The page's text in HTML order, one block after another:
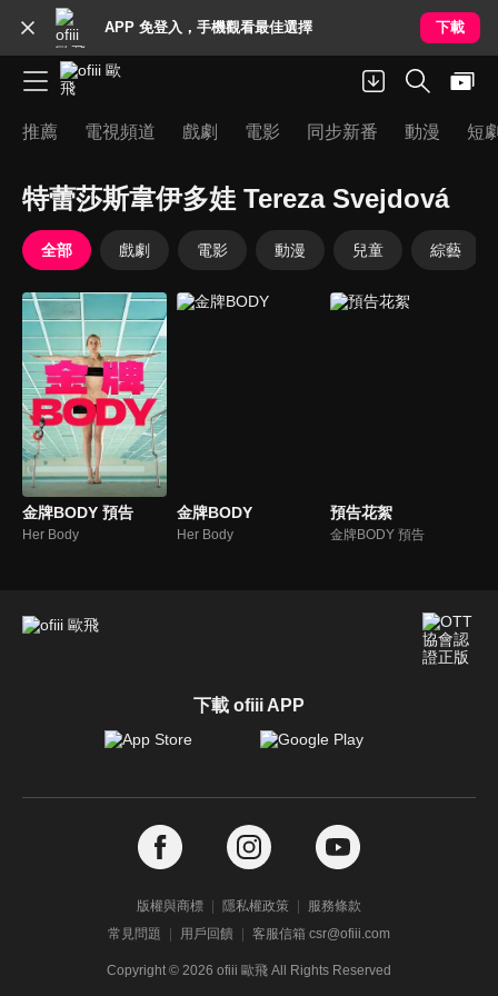
APP 免登入，手機觀看最佳選擇 下載
推薦 電視頻道 戲劇 電影 同步新番 動漫 短
特蕾莎斯韋伊多娃 Tereza Svejdová
全部 戲劇 電影 動漫 兒童 綜藝
金牌BODY 預告
Her Body
金牌BODY
Her Body
預告花絮
金牌BODY 預告
下載 ofiii APP
版權與商標 隱私權政策
服務條款
常見問題
用戶回饋 客服信箱 csr@ofiii.com
Copyright © 2026 ofiii 歐飛 All Rights Reserved